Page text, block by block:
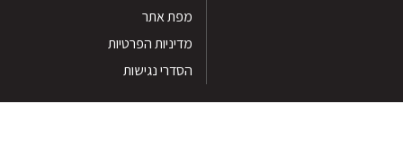
מפת אתר
מדיניות הפרטיות
הסדרי נגישות